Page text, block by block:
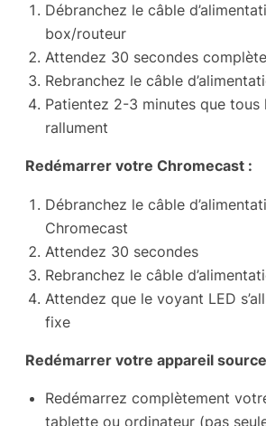
Débranchez le câble
box/routeur
Attendez 30 secondes
Rebranchez le câble
Patientez 2-3 minutes que tous
rallument
Redémarrer votre Chromecast :
Débranchez le câble
Chromecast
Attendez 30 secondes
Rebranchez le câble
Attendez que le voyant LED
fixe
Redémarrer votre appareil
Redémarrez complètement
tablette ou ordinateur (pas